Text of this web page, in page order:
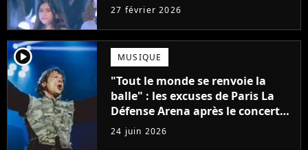
27 février 2026
player2 MUSIQUE
"Tout le monde se renvoie la
balle" : les excuses de Paris La
Défense Arena après le concert
interrompu d'Iron Maiden ne
passent pas
24 juin 2026